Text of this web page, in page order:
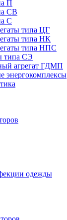
П
СВ
С
типа ЦГ
типа НК
типа НПС
типа СЭ
агрегат ГДМП
энергокомплексы
одежды